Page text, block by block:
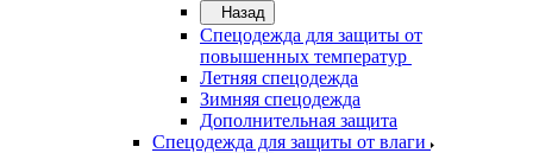
Назад
Спецодежда для защиты от
повышенных температур
Летняя спецодежда
Зимняя спецодежда
Дополнительная защита
Спецодежда для защиты от влаги